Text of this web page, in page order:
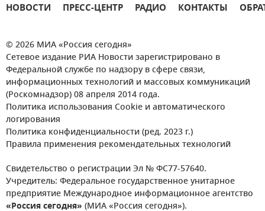
НОВОСТИ ПРЕСС-ЦЕНТР РАДИО КОНТАКТЫ
© 2026 МИА «Россия сегодня»
Сетевое издание РИА Новости зарегистрировано в
Федеральной службе по надзору в сфере связи,
информационных технологий и массовых коммуникаций
(Роскомнадзор) 08 апреля 2014 года.
Политика использования Cookie и автоматического
логирования
Политика конфиденциальности (ред. 2023 г.)
Правила применения рекомендательных технологий
Свидетельство о регистрации Эл № ФС77-57640.
Учредитель: Федеральное государственное унитарное
предприятие Международное информационное агентство
«Россия сегодня» (МИА «Россия сегодня»).